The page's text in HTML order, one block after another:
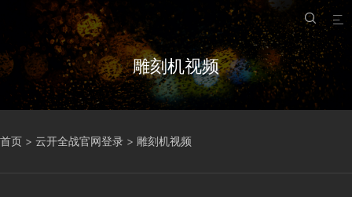


雕刻机视频
首页 > 云开全战官网登录 > 雕刻机视频